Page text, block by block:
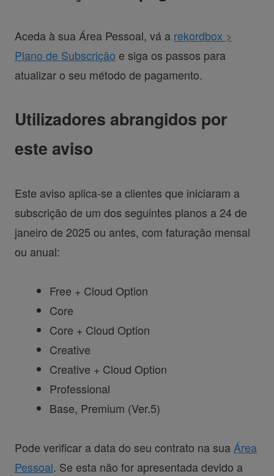
Aceda à sua Área Pessoal, vá a rekordbox >
Plano de Subscrição e siga os passos para
atualizar o seu método de pagamento.
Utilizadores abrangidos por
este aviso
Este aviso aplica-se a clientes que iniciaram a
subscrição de um dos seguintes planos a 24 de
janeiro de 2025 ou antes, com faturação mensal
ou anual:
Free + Cloud Option
Core
Core + Cloud Option
Creative
Creative + Cloud Option
Professional
Base, Premium (Ver.5)
Pode verificar a data do seu contrato na sua Área
Pessoal. Se esta não for apresentada devido a